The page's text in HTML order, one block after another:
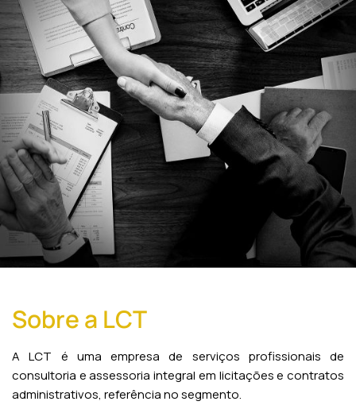
Sobre a LCT
A LCT é uma empresa de serviços profissionais de
consultoria e assessoria integral em licitações e contratos
administrativos, referência no segmento.